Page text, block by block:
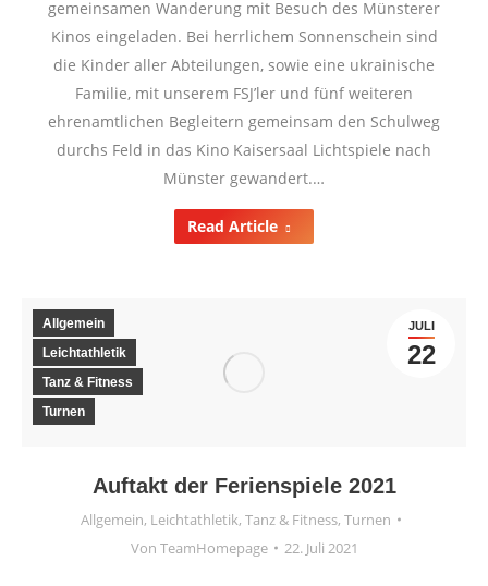
gemeinsamen Wanderung mit Besuch des Münsterer
Kinos eingeladen. Bei herrlichem Sonnenschein sind
die Kinder aller Abteilungen, sowie eine ukrainische
Familie, mit unserem FSJ’ler und fünf weiteren
ehrenamtlichen Begleitern gemeinsam den Schulweg
durchs Feld in das Kino Kaisersaal Lichtspiele nach
Münster gewandert.…
Read Article
Auftakt der Ferienspiele 2021
Allgemein, Leichtathletik, Tanz & Fitness, Turnen
Von TeamHomepage 22. Juli 2021
JULI
22
Allgemein
Leichtathletik
Tanz & Fitness
Turnen